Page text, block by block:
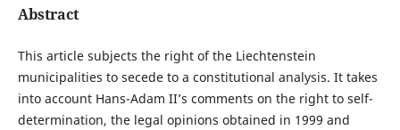
Abstract
This article subjects the right of the Liechtenstein
municipalities to secede to a constitutional analysis. It takes
into account Hans-Adam II’s comments on the right to self-
determination, the legal opinions obtained in 1999 and